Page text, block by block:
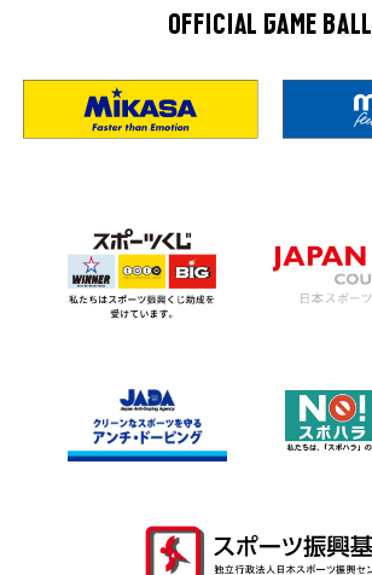
OFFICIAL GAME BALL